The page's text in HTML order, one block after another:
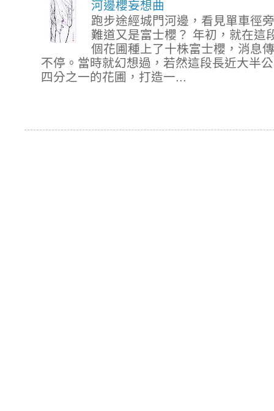
河邊櫻妄想曲
跑步途經城門河邊，看見單車徑
難道又是富士櫻？ 年初，就在這
個花圃種上了十株富士櫻，消息
不停。當時就幻想過，若然這段長近大半
四分之一的花圃，打造一...